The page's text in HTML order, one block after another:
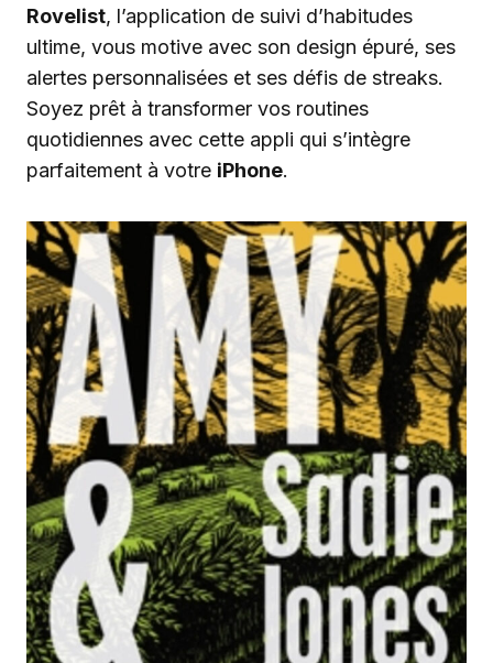
Rovelist, l’application de suivi d’habitudes
ultime, vous motive avec son design épuré, ses
alertes personnalisées et ses défis de streaks.
Soyez prêt à transformer vos routines
quotidiennes avec cette appli qui s’intègre
parfaitement à votre iPhone.